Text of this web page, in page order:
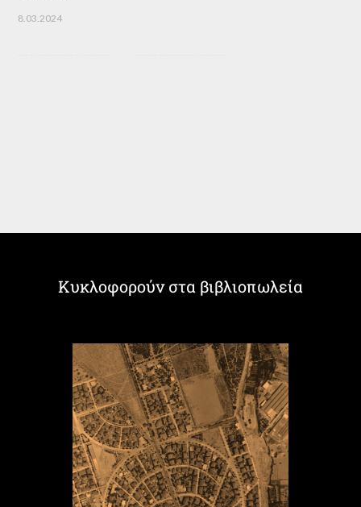
8.03.2024
Κυκλοφορούν στα βιβλιοπωλεία